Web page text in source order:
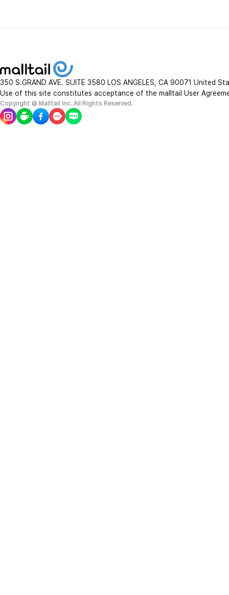
350 S.GRAND AVE. SUITE 3580 LOS ANGELES, CA 90071 United
Use of this site constitutes acceptance of the malltail User
Copyright @ Malltail Inc. All Rights Reserved.